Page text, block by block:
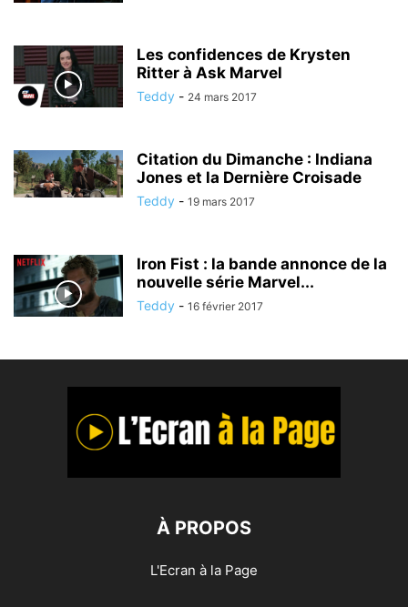
Les confidences de Krysten
Ritter à Ask Marvel
Teddy - 24 mars 2017
Citation du Dimanche : Indiana
Jones et la Dernière Croisade
Teddy - 19 mars 2017
Iron Fist : la bande annonce de la
nouvelle série Marvel...
Teddy - 16 février 2017
À PROPOS
L'Ecran à la Page